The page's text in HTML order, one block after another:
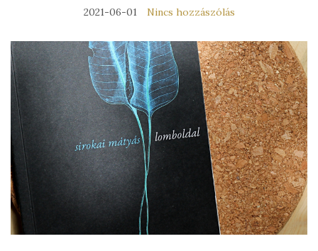
2021-06-01 Nincs hozzászólás